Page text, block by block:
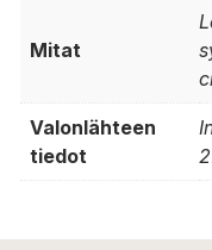
Mitat
Valonlähteen
tiedot